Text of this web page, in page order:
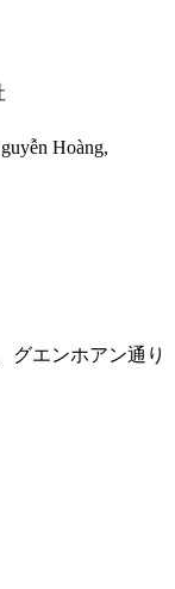
Hoàng,
グエンホアン通り